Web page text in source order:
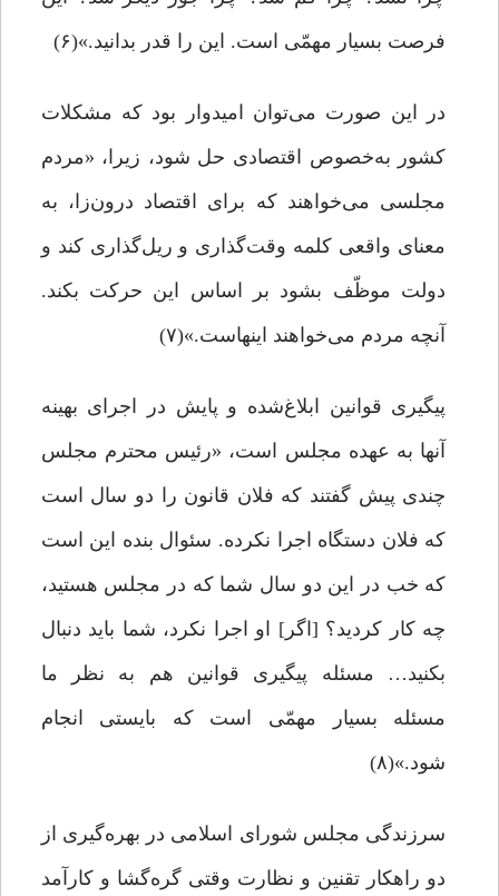
فرصت بسیار مهمّی است. این را قدر بدانید.»(۶)
در این صورت می‌توان امیدوار بود که مشکلات
کشور به‌خصوص اقتصادی حل شود، زیرا، «مردم
مجلسی می‌خواهند که برای اقتصاد درون‌زا، به
معنای واقعی کلمه وقت‌گذاری و ریل‌گذاری کند و
دولت موظّف بشود بر اساس این حرکت بکند.
آنچه مردم می‌خواهند اینهاست.»(۷)
پیگیری قوانین ابلاغ‌شده و پایش در اجرای بهینه
آنها به عهده مجلس است، «رئیس محترم مجلس
چندی پیش گفتند که فلان قانون را دو سال است
که فلان دستگاه اجرا نکرده. سئوال بنده این است
که خب در این دو سال شما که در مجلس هستید،
چه ‌کار کردید؟ [اگر] او اجرا نکرد، شما باید دنبال
بکنید… مسئله‌ پیگیری قوانین هم به نظر ما
مسئله‌ بسیار مهمّی است که بایستی انجام
شود.»(۸)
سرزندگی مجلس شورای اسلامی در بهره‌گیری از
دو راهکار تقنین و نظارت وقتی گره‌گشا و کارآمد